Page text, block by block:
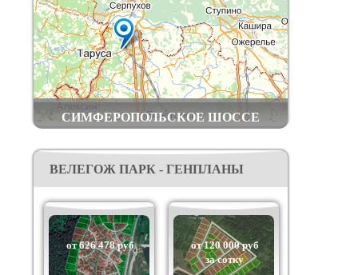
СИМФЕРОПОЛЬСКОЕ ШОССЕ
ВЕЛЕГОЖ ПАРК - ГЕНПЛАНЫ
от 626 478 руб
от 120 000 руб
за сотку